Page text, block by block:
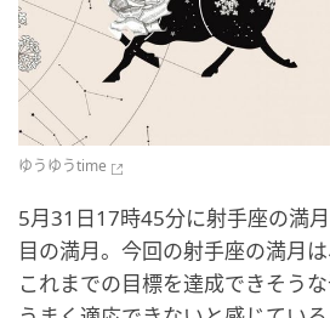
ゆうゆうtime
5月31日17時45分に射手座の満
目の満月。今回の射手座の満月
これまでの目標を達成できそう